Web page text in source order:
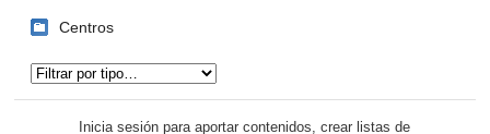
Centros
Inicia sesión para aportar contenidos, crear listas de